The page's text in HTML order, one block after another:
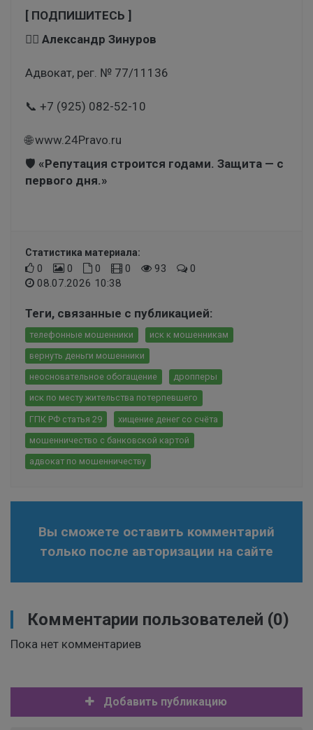
[ ПОДПИШИТЕСЬ ]
👨‍⚖️ Александр Зинуров
Адвокат, рег. № 77/11136
📞 +7 (925) 082-52-10
🌐www.24Pravo.ru
🛡️ «Репутация строится годами. Защита — с
первого дня.»
Статистика материала:
0 0 0 0 93
0
08.07.2026 10:38
Теги, связанные с публикацией:
телефонные мошенники иск к мошенникам
вернуть деньги мошенники
неосновательное обогащение дропперы
иск по месту жительства потерпевшего
ГПК РФ статья 29 хищение денег со счёта
мошенничество с банковской картой
адвокат по мошенничеству
Вы сможете оставить комментарий
только после авторизации на сайте
Комментарии пользователей (0)
Пока нет комментариев
Добавить публикацию